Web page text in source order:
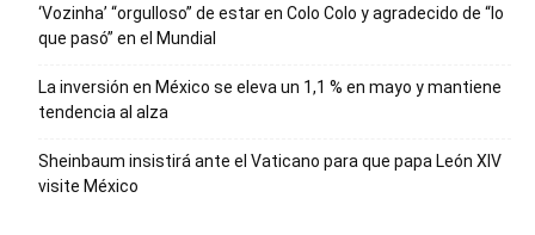
‘Vozinha’ “orgulloso” de estar en Colo Colo y agradecido de “lo
que pasó” en el Mundial
La inversión en México se eleva un 1,1 % en mayo y mantiene
tendencia al alza
Sheinbaum insistirá ante el Vaticano para que papa León XIV
visite México